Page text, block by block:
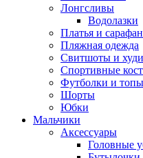
Лонгсливы
Водолазки
Платья и
Пляжная одежда
Свитшоты и худи
Спортивные
Футболки и топы
Шорты
Юбки
Мальчики
Аксессуары
Головные